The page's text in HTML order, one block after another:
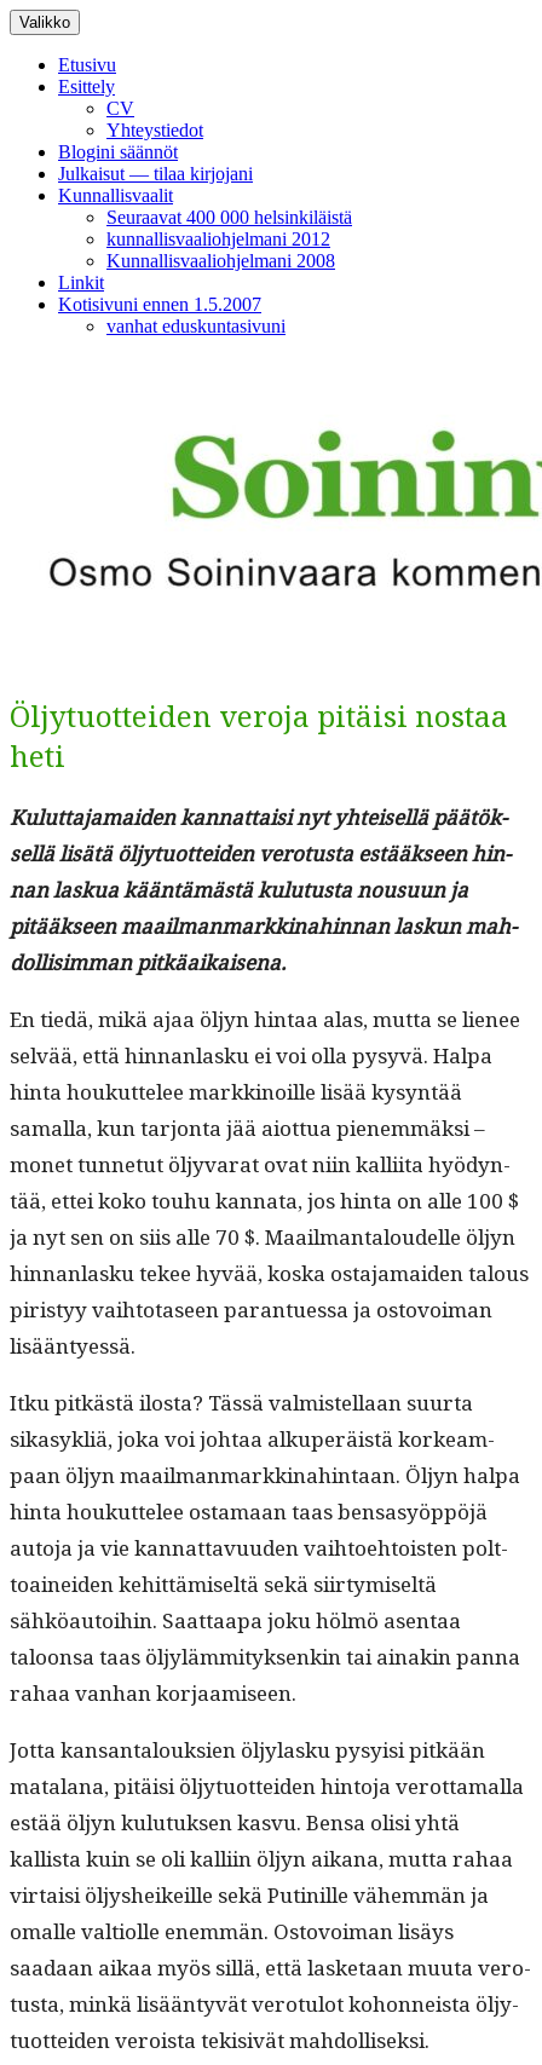
Siirry
sisältöön
Valikko
Etusivu
Esittely
CV
Yhteystiedot
Blogini säännöt
Julkaisut — tilaa kirjojani
Kunnallisvaalit
Seuraavat 400 000 helsinkiläistä
kunnallisvaaliohjelmani 2012
Kunnallisvaaliohjelmani 2008
Linkit
Kotisivuni ennen 1.5.2007
vanhat eduskuntasivuni
Öljytuotteiden veroja pitäisi nostaa
heti
Kulut­ta­ja­maid­en kan­nat­taisi nyt yhteisel­lä päätök­
sel­lä lisätä öljy­tuot­tei­den vero­tus­ta estääk­seen hin­
nan laskua kään­tämästä kulu­tus­ta nousu­un ja
pitääk­seen maail­man­markki­nahin­nan laskun mah­
dol­lisim­man pitkäaikaisena.
En tiedä, mikä ajaa öljyn hin­taa alas, mut­ta se lie­nee
selvää, että hin­nan­lasku ei voi olla pysyvä. Hal­pa
hin­ta houkut­telee markki­noille lisää kysyn­tää
samal­la, kun tar­jon­ta jää aiot­tua pienem­mäk­si –
mon­et tun­netut öljy­varat ovat niin kalli­ita hyö­dyn­
tää, ettei koko touhu kan­na­ta, jos hin­ta on alle 100 $
ja nyt sen on siis alle 70 $. Maail­man­taloudelle öljyn
hin­nan­lasku tekee hyvää, kos­ka osta­ja­maid­en talous
piristyy vai­h­to­taseen parantues­sa ja ostovoiman
lisääntyessä.
Itku pitkästä ilosta? Tässä valmis­tel­laan suur­ta
sikasyk­liä, joka voi johtaa alku­peräistä korkeam­
paan öljyn maail­man­markki­nahin­taan. Öljyn hal­pa
hin­ta houkut­telee osta­maan taas ben­sasyöp­pöjä
auto­ja ja vie kan­nat­tavu­u­den vai­h­toe­htois­t­en polt­
toainei­den kehit­tämiseltä sekä siir­tymiseltä
sähköau­toi­hin. Saat­taa­pa joku hölmö asen­taa
taloon­sa taas öljyläm­mi­tyk­senkin tai ainakin pan­na
rahaa van­han korjaamiseen.
Jot­ta kansan­talouk­sien öljy­lasku pysy­isi pitkään
mata­lana, pitäisi öljy­tuot­tei­den hin­to­ja verot­ta­mal­la
estää öljyn kulu­tuk­sen kasvu. Ben­sa olisi yhtä
kallista kuin se oli kalli­in öljyn aikana, mut­ta rahaa
vir­taisi öljysheikeille sekä Putinille vähem­män ja
oma­lle val­ti­olle enem­män. Ostovoiman lisäys
saadaan aikaa myös sil­lä, että las­ke­taan muu­ta vero­
tus­ta, minkä lisään­tyvät vero­tu­lot kohon­neista öljy­
tuot­tei­den veroista tek­i­sivät mahdolliseksi.